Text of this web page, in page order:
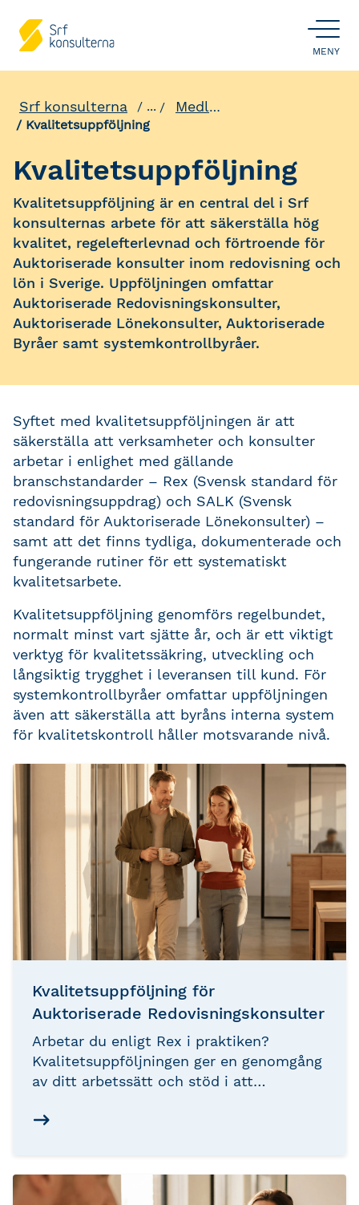
ÖPPNA
MENY
Srf konsulterna ... Medlemsförmåner
Kvalitetsuppföljning
Kvalitetsuppföljning
Kvalitetsuppföljning är en central del i Srf
konsulternas arbete för att säkerställa hög
kvalitet, regelefterlevnad och förtroende för
Auktoriserade konsulter inom redovisning och
lön i Sverige. Uppföljningen omfattar
Auktoriserade Redovisningskonsulter,
Auktoriserade Lönekonsulter, Auktoriserade
Byråer samt systemkontrollbyråer.
Syftet med kvalitetsuppföljningen är att
säkerställa att verksamheter och konsulter
arbetar i enlighet med gällande
branschstandarder – Rex (Svensk standard för
redovisningsuppdrag) och SALK (Svensk
standard för Auktoriserade Lönekonsulter) –
samt att det finns tydliga, dokumenterade och
fungerande rutiner för ett systematiskt
kvalitetsarbete.
Kvalitetsuppföljning genomförs regelbundet,
normalt minst vart sjätte år, och är ett viktigt
verktyg för kvalitetssäkring, utveckling och
långsiktig trygghet i leveransen till kund. För
systemkontrollbyråer omfattar uppföljningen
även att säkerställa att byråns interna system
för kvalitetskontroll håller motsvarande nivå.
Kvalitetsuppföljning för
Auktoriserade Redovisningskonsulter
Arbetar du enligt Rex i praktiken?
Kvalitetsuppföljningen ger en genomgång
av ditt arbetssätt och stöd i att